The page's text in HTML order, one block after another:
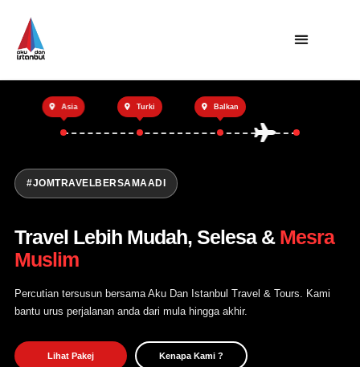
Utama
Private Trip
Open Trip
Tentang Kami
Hubungi Kami
Asia Turki Balkan
#JOMTRAVELBERSAMAADI
Travel Lebih Mudah, Selesa & Mesra
Muslim
Percutian tersusun bersama Aku Dan Istanbul Travel & Tours. Kami
bantu urus perjalanan anda dari mula hingga akhir.
Lihat Pakej Kenapa Kami ?